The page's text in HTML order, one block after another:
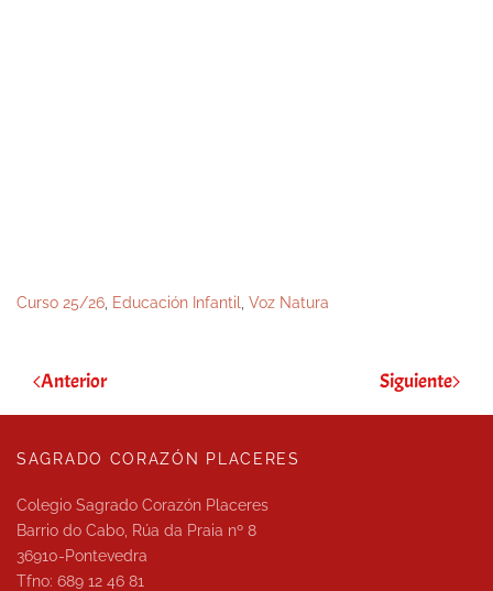
Curso 25/26 Educación Infantil Voz Natura
Anterior Siguiente
SAGRADO CORAZÓN PLACERES
Colegio Sagrado Corazón Placeres
Barrio do Cabo, Rúa da Praia nº 8
36910-Pontevedra
Tfno: 689 12 46 81